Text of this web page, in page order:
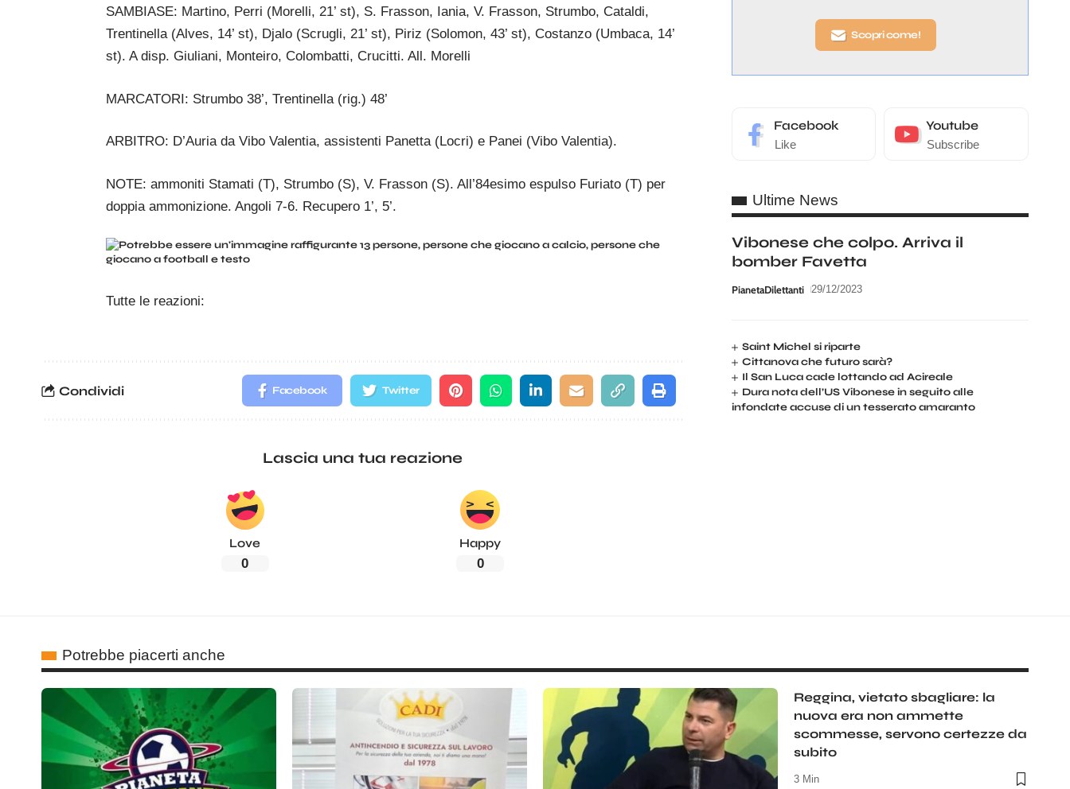
SAMBIASE: Martino, Perri (Morelli, 21’ st), S. Frasson, Iania, V. Frasson, Strumbo, Cataldi,
Trentinella (Alves, 14’ st), Djalo (Scrugli, 21’ st), Piriz (Solomon, 43’ st), Costanzo (Umbaca, 14’
st). A disp. Giuliani, Monteiro, Colombatti, Crucitti. All. Morelli
MARCATORI: Strumbo 38’, Trentinella (rig.) 48’
ARBITRO: D’Auria da Vibo Valentia, assistenti Panetta (Locri) e Panei (Vibo Valentia).
NOTE: ammoniti Stamati (T), Strumbo (S), V. Frasson (S). All’84esimo espulso Furiato (T) per
doppia ammonizione. Angoli 7-6. Recupero 1’, 5’.
Tutte le reazioni:
Condividi Facebook Twitter
Lascia una tua reazione
Love
0
Happy
0
Scopri come!
Facebook
Like
Youtube
Subscribe
Ultime News
Vibonese che colpo. Arriva il
bomber Favetta
PianetaDilettanti 29/12/2023
Saint Michel si riparte
Cittanova che futuro sarà?
Il San Luca cade lottando ad Acireale
Dura nota dell’US Vibonese in seguito alle
infondate accuse di un tesserato amaranto
Potrebbe piacerti anche
Reggina, vietato sbagliare: la
nuova era non ammette
scommesse, servono certezze da
subito
3 Min